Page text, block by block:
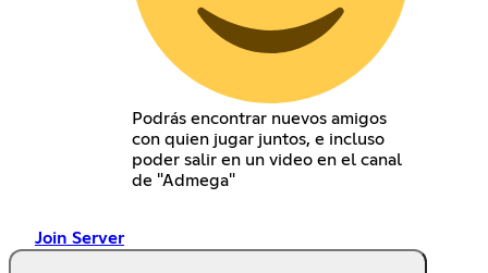
Podrás encontrar nuevos amigos
con quien jugar juntos, e incluso
poder salir en un video en el canal
de "Admega"
Join Server